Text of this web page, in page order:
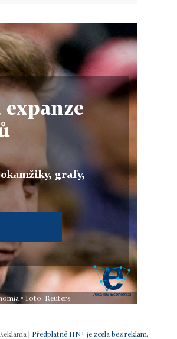
grafy,
• Foto: Reuters
Předplatné HN+ je zcela bez reklam.